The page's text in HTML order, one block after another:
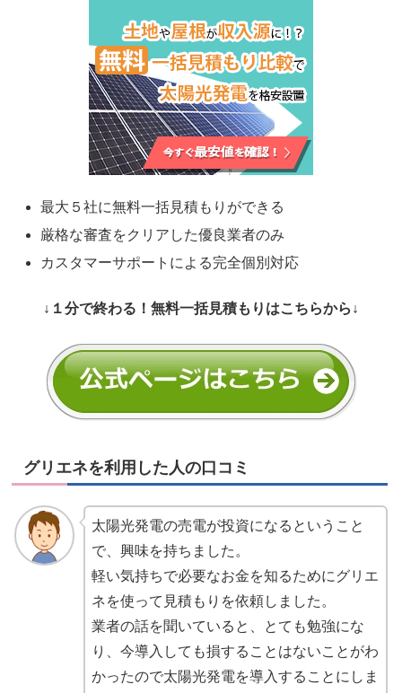
最大５社に無料一括見積もりができる
厳格な審査をクリアした優良業者のみ
カスタマーサポートによる完全個別対応
↓１分で終わる！無料一括見積もりはこちらから↓
グリエネを利用した人の口コミ
太陽光発電の売電が投資になるということ
で、興味を持ちました。
軽い気持ちで必要なお金を知るためにグリエ
ネを使って見積もりを依頼しました。
業者の話を聞いていると、とても勉強にな
り、今導入しても損することはないことがわ
かったので太陽光発電を導入することにしま